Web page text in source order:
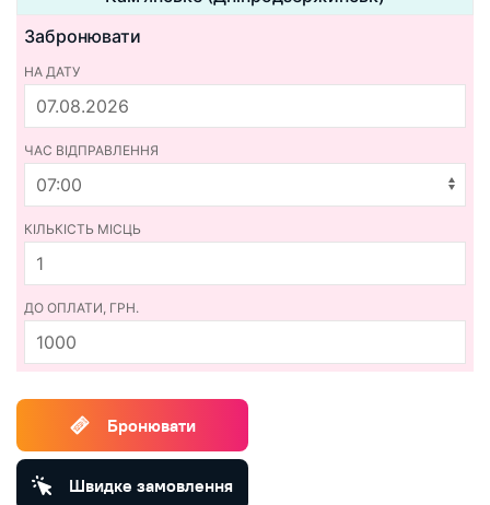
Забронювати
НА ДАТУ
ЧАС ВІДПРАВЛЕННЯ
КІЛЬКІСТЬ МІСЦЬ
ДО ОПЛАТИ, ГРН.
1000
Бронювати
Швидке замовлення